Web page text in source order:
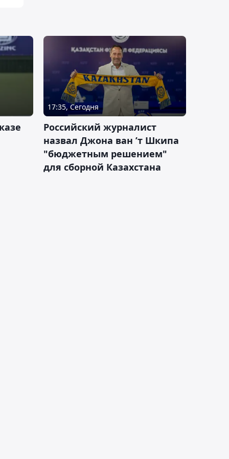
17:35, Сегодня
Российский журналист
назвал Джона ван ’т Шкипа
"бюджетным решением"
для сборной Казахстана